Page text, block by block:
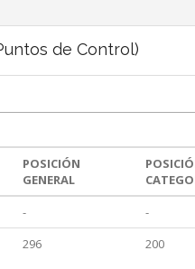
de Control)
POSICIÓN
GENERAL
- -
296 200